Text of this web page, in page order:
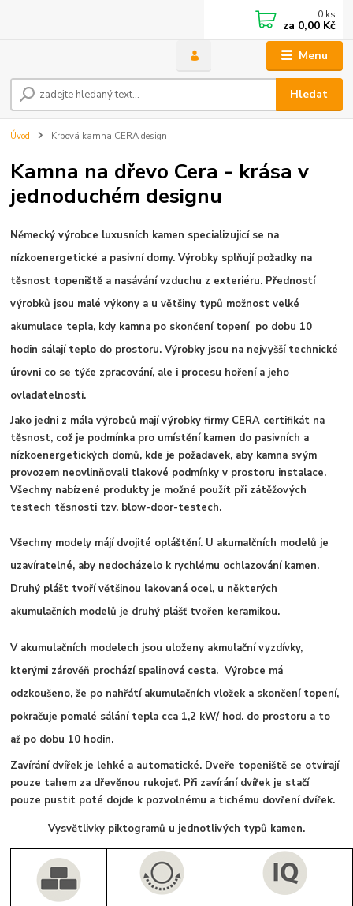
Menu
Hledat
0 ks
za 0,00 Kč
Úvod Krbová kamna CERA design
Kamna na dřevo Cera - krása v
jednoduchém designu
Německý výrobce luxusních kamen specializujicí se na
nízkoenergetické a pasivní domy. Výrobky splňují požadky na
těsnost topeniště a nasávání vzduchu z exteriéru. Předností
výrobků jsou malé výkony a u většiny typů možnost velké
akumulace tepla, kdy kamna po skončení topení po dobu 10
hodin sálají teplo do prostoru. Výrobky jsou na nejvyšší technické
úrovni co se týče zpracování, ale i procesu hoření a jeho
ovladatelnosti.
Jako jedni z mála výrobců mají výrobky firmy CERA certifikát na
těsnost, což je podmínka pro umístění kamen do pasivních a
nízkoenergetických domů, kde je požadavek, aby kamna svým
provozem neovlinňovali tlakové podmínky v prostoru instalace.
Všechny nabízené produkty je možné použít při zátěžových
testech těsnosti tzv. blow-door-testech.
Všechny modely májí dvojité opláštění. U akumalčních modelů je
uzavíratelné, aby nedocházelo k rychlému ochlazování kamen.
Druhý plášt tvoří většinou lakovaná ocel, u některých
akumulačních modelů je druhý plášť tvořen keramikou.
V akumulačních modelech jsou uloženy akmulační vyzdívky,
kterými zárověň prochází spalinová cesta. Výrobce má
odzkoušeno, že po nahřátí akumulačních vložek a skončení topení,
pokračuje pomalé sálání tepla cca 1,2 kW/ hod. do prostoru a to
až po dobu 10 hodin.
Zavírání dvířek je lehké a automatické. Dveře topeniště se otvírají
pouze tahem za dřevěnou rukojeť. Při zavírání dvířek je stačí
pouze pustit poté dojde k pozvolnému a tichému dovření dvířek.
Vysvětlivky piktogramů u jednotlivých typů kamen.